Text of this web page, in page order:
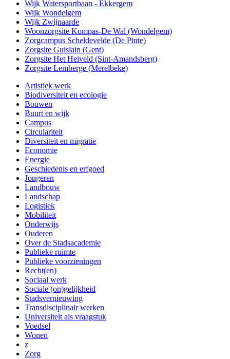
Wijk Watersportbaan - Ekkergem
Wijk Wondelgem
Wijk Zwijnaarde
Woonzorgsite Kompas-De Wal (Wondelgem)
Zorgcampus Scheldevelde (De Pinte)
Zorgsite Guislain (Gent)
Zorgsite Het Heiveld (Sint-Amandsberg)
Zorgsite Lemberge (Merelbeke)
Artistiek werk
Biodiversiteit en ecologie
Bouwen
Buurt en wijk
Campus
Circulariteit
Diversiteit en migratie
Economie
Energie
Geschiedenis en erfgoed
Jongeren
Landbouw
Landschap
Logistiek
Mobiliteit
Onderwijs
Ouderen
Over de Stadsacademie
Publieke ruimte
Publieke voorzieningen
Recht(en)
Sociaal werk
Sociale (on)gelijkheid
Stadsvernieuwing
Transdisciplinair werken
Universiteit als vraagstuk
Voedsel
Wonen
z
Zorg